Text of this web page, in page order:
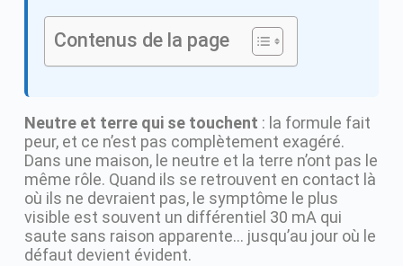
Contenus de la page
Neutre et terre qui se touchent : la formule fait
peur, et ce n’est pas complètement exagéré.
Dans une maison, le neutre et la terre n’ont pas le
même rôle. Quand ils se retrouvent en contact là
où ils ne devraient pas, le symptôme le plus
visible est souvent un différentiel 30 mA qui
saute sans raison apparente… jusqu’au jour où le
défaut devient évident.